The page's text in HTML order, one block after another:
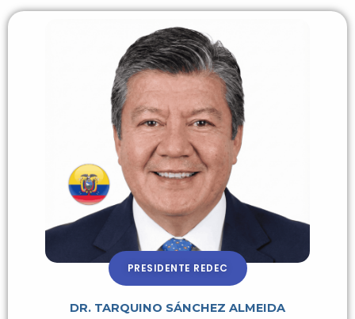
PRESIDENTE REDEC
DR. TARQUINO SÁNCHEZ ALMEIDA